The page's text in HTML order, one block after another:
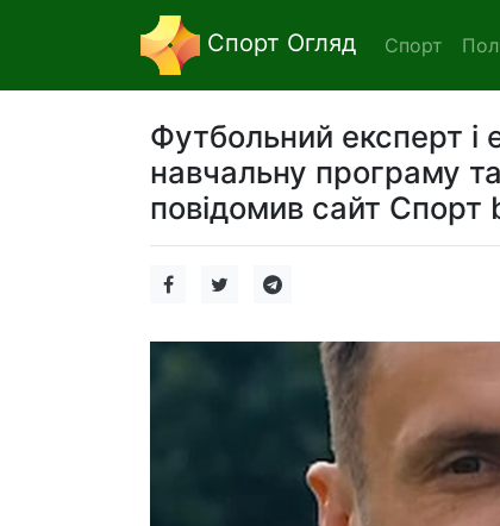
Спорт Огляд Спорт
Футбольний експерт
навчальну програму
повідомив сайт Спорт